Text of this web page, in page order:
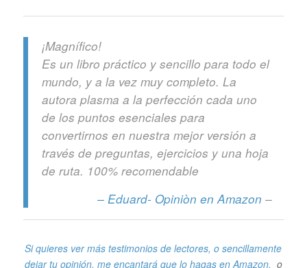
¡Magnífico!
Es un libro práctico y sencillo para todo el
mundo, y a la vez muy completo. La
autora plasma a la perfección cada uno
de los puntos esenciales para
convertirnos en nuestra mejor versión a
través de preguntas, ejercicios y una hoja
de ruta. 100% recomendable
– Eduard- Opiniòn en Amazon –
Si quieres ver más testimonios de lectores, o sencillamente
dejar tu opinión, me encantará que lo hagas en Amazon. o